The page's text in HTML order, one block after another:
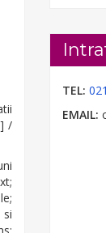
/
TEL:
EMAIL: